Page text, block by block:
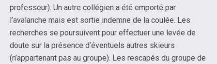
professeur). Un autre collégien a été emporté par
l’avalanche mais est sortie indemne de la coulée. Les
recherches se poursuivent pour effectuer une levée de
doute sur la présence d’éventuels autres skieurs
(n’appartenant pas au groupe). Les rescapés du groupe de